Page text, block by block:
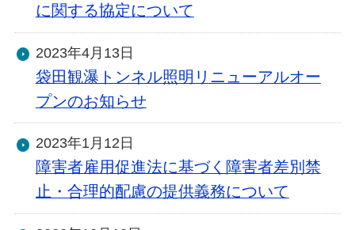
に関する協定について
2023年4月13日
袋田観瀑トンネル照明リニューアルオー
プンのお知らせ
2023年1月12日
障害者雇用促進法に基づく障害者差別禁
止・合理的配慮の提供義務について